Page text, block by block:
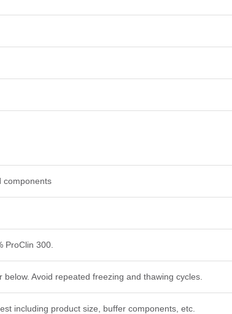
components
ProClin 300.
Avoid repeated freezing and thawing cycles.
including product size, buffer components, etc.